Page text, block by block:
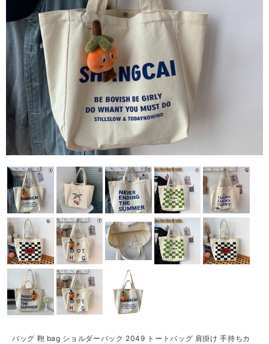
バッグ 鞄 bag ショルダーバック 2049 トートバッグ 肩掛け 手持ちカ